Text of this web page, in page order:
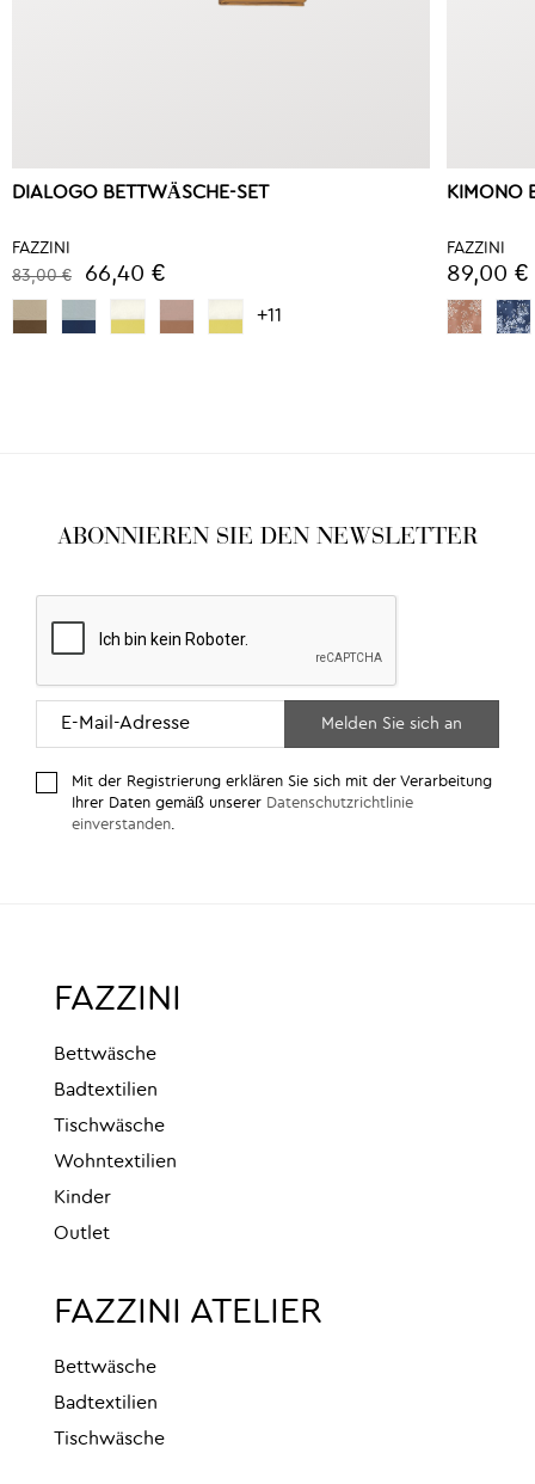
DIALOGO BETTWÄSCHE-SET
FAZZINI
83,00 €
66,40 €
+11
KIMONO
FAZZINI
89,00 €
ABONNIEREN SIE DEN NEWSLETTER
Mit der Registrierung erklären Sie sich mit der Verarbeitung
Ihrer Daten gemäß unserer Datenschutzrichtlinie
einverstanden.
FAZZINI
Bettwäsche
Badtextilien
Tischwäsche
Wohntextilien
Kinder
Outlet
FAZZINI ATELIER
Bettwäsche
Badtextilien
Tischwäsche